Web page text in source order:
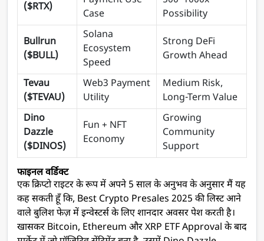
($RTX)
Case
Possibility
Bullrun
($BULL)
Solana
Ecosystem
Speed
Strong DeFi
Growth Ahead
Tevau
($TEVAU)
Web3 Payment
Utility
Medium Risk,
Long-Term Value
Dino
Dazzle
($DINOS)
Fun + NFT
Economy
Growing
Community
Support
फाइनल वर्डिक्ट
एक क्रिप्टो राइटर के रूप में अपने 5 साल के अनुभव के अनुसार मैं यह
कह सकती हूँ कि, Best Crypto Presales 2025 की लिस्ट आने
वाले बुलिश फेज़ में इन्वेस्टर्स के लिए शानदार अवसर पेश करती है।
खासकर Bitcoin, Ethereum और XRP ETF Approval के बाद